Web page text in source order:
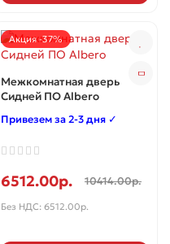
Акция -37%
Межкомнатная дверь
Сидней ПО Albero
Привезем за 2-3 дня ✓
6512.00р. 10414.00р.
Без НДС: 6512.00р.